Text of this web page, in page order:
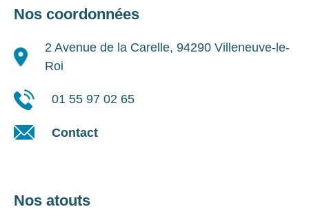
Nos coordonnées
2 Avenue de la Carelle, 94290 Villeneuve-le-
Roi
01 55 97 02 65
Contact
Nos atouts